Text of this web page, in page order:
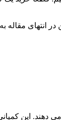
انتهای مقاله
دهند. این